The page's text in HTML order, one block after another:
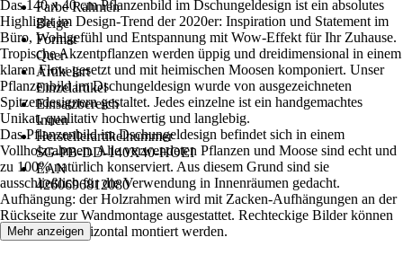
Farbe Rahmen
Beige
Format
Quer
Artikelart
Einzelartikel
Einsatzbereich
Innen
Herstellerartikelnummer
SG-PB-DD-140X40-HOEI
EAN
4260696812080
Das 140 x 40 cm Pflanzenbild im Dschungeldesign ist ein absolutes
Highlight im Design-Trend der 2020er: Inspiration und Statement im
Büro, Wohlgefühl und Entspannung mit Wow-Effekt für Ihr Zuhause.
Tropische Akzentpflanzen werden üppig und dreidimensional in einem
klaren Flow gesetzt und mit heimischen Moosen komponiert. Unser
Pflanzenbild im Dschungeldesign wurde von ausgezeichneten
Spitzendesignern gestaltet. Jedes einzelne ist ein handgemachtes
Unikat, qualitativ hochwertig und langlebig.
Das Pflanzenbild im Dschungeldesign befindet sich in einem
Vollholzrahmen. Alle verwendeten Pflanzen und Moose sind echt und
zu 100% natürlich konserviert. Aus diesem Grund sind sie
ausschließlich für die Verwendung in Innenräumen gedacht.
Aufhängung: der Holzrahmen wird mit Zacken-Aufhängungen an der
Rückseite zur Wandmontage ausgestattet. Rechteckige Bilder können
vertikal und horizontal montiert werden.
Mehr anzeigen